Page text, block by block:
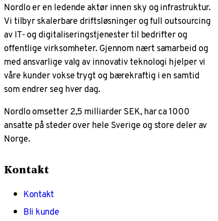
Nordlo er en ledende aktør innen sky og infrastruktur.
Vi tilbyr skalerbare driftsløsninger og full outsourcing
av IT- og digitaliseringstjenester til bedrifter og
offentlige virksomheter. Gjennom nært samarbeid og
med ansvarlige valg av innovativ teknologi hjelper vi
våre kunder vokse trygt og bærekraftig i en samtid
som endrer seg hver dag.
Nordlo omsetter 2,5 milliarder SEK, har ca 1000
ansatte på steder over hele Sverige og store deler av
Norge.
Kontakt
Kontakt
Bli kunde